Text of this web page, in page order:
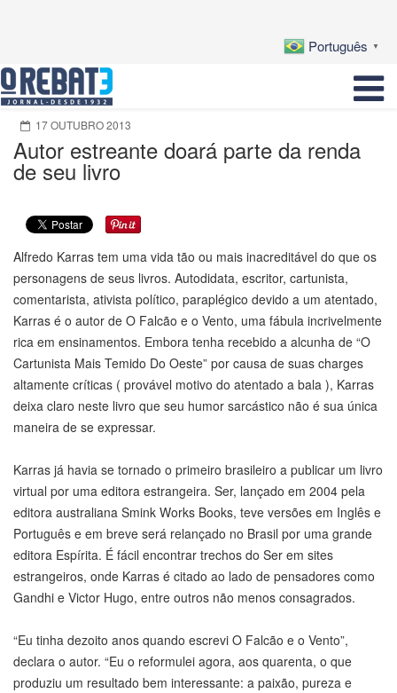
Português ▼
17 OUTUBRO 2013
Autor estreante doará parte da renda
de seu livro
Alfredo Karras tem uma vida tão ou mais inacreditável do que os
personagens de seus livros. Autodidata, escritor, cartunista,
comentarista, ativista político, paraplégico devido a um atentado,
Karras é o autor de O Falcão e o Vento, uma fábula incrivelmente
rica em ensinamentos. Embora tenha recebido a alcunha de “O
Cartunista Mais Temido Do Oeste” por causa de suas charges
altamente críticas ( provável motivo do atentado a bala ), Karras
deixa claro neste livro que seu humor sarcástico não é sua única
maneira de se expressar.
Karras já havia se tornado o primeiro brasileiro a publicar um livro
virtual por uma editora estrangeira. Ser, lançado em 2004 pela
editora australiana Smink Works Books, teve versões em Inglês e
Português e em breve será relançado no Brasil por uma grande
editora Espírita. É fácil encontrar trechos do Ser em sites
estrangeiros, onde Karras é citado ao lado de pensadores como
Gandhi e Victor Hugo, entre outros não menos consagrados.
“Eu tinha dezoito anos quando escrevi O Falcão e o Vento”,
declara o autor. “Eu o reformulei agora, aos quarenta, o que
produziu um resultado bem interessante: a paixão, pureza e